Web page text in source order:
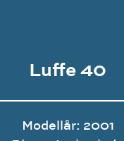
Luffe 40
Modellår: 2001